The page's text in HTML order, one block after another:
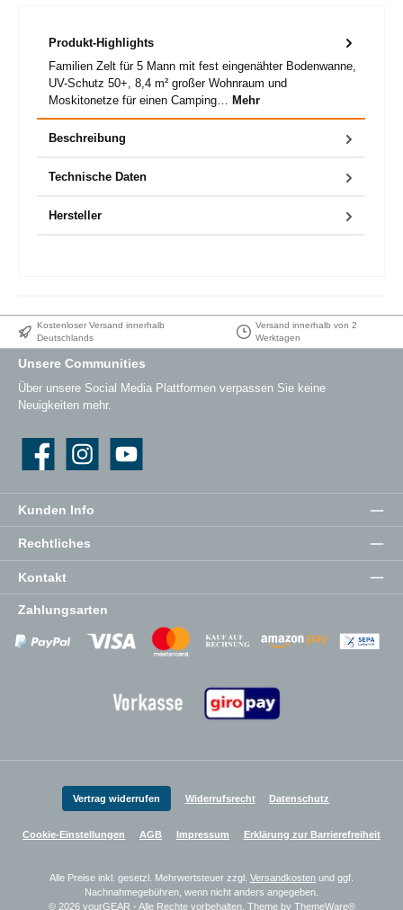
Produkt-Highlights
Familien Zelt für 5 Mann mit fest eingenähter Bodenwanne,
UV-Schutz 50+, 8,4 m² großer Wohnraum und
Moskitonetze für einen Camping… Mehr
Beschreibung
Technische Daten
Hersteller
Kostenloser Versand innerhalb
Deutschlands
Versand innerhalb von 2
Werktagen
Kunden Info
Rechtliches
Kontakt
Unsere Communities
Über unsere Social Media Plattformen verpassen Sie keine
Neuigkeiten mehr.
Instagram YouTube
Zahlungsarten
Zahlungsanbieter Zahlungsanbieter
Zahlungsanbieter
Vertrag widerrufen Widerrufsrecht Datenschutz
Cookie-Einstellungen AGB Impressum Erklärung zur Barrierefreiheit
Alle Preise inkl. gesetzl. Mehrwertsteuer zzgl. Versandkosten und ggf.
Nachnahmegebühren, wenn nicht anders angegeben.
© 2026 yourGEAR - Alle Rechte vorbehalten. Theme by ThemeWare®